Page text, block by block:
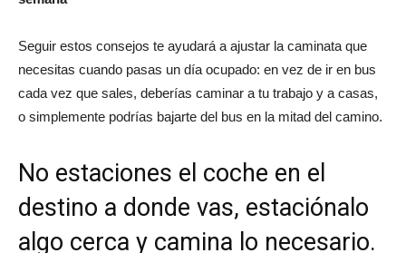
Seguir estos consejos te ayudará a ajustar la caminata que
necesitas cuando pasas un día ocupado: en vez de ir en bus
cada vez que sales, deberías caminar a tu trabajo y a casas,
o simplemente podrías bajarte del bus en la mitad del camino.
No estaciones el coche en el
destino a donde vas, estaciónalo
algo cerca y camina lo necesario.